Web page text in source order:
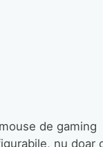
de gaming
nu doar